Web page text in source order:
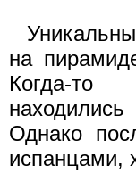
на
Когда-
Однако
испанцами,